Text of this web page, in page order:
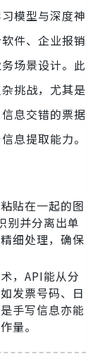
模型与深度神
件、企业报销
场景设计。此
挑战，尤其是
息交错的票据
息提取能力。
贴在一起的图
别并分离出单
细处理，确保
，API能从分
发票号码、日
手写信息亦能
量。